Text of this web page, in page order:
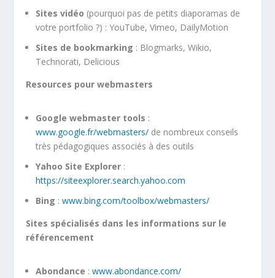
Sites vidéo (pourquoi pas de petits diaporamas de
votre portfolio ?) : YouTube, Vimeo, DailyMotion
Sites de bookmarking : Blogmarks, Wikio,
Technorati, Delicious
Resources pour webmasters
Google webmaster tools :
www.google.fr/webmasters/ de nombreux conseils
très pédagogiques associés à des outils
Yahoo Site Explorer :
https://siteexplorer.search.yahoo.com
Bing :www.bing.com/toolbox/webmasters/
Sites spécialisés dans les informations sur le
référencement
Abondance :www.abondance.com/